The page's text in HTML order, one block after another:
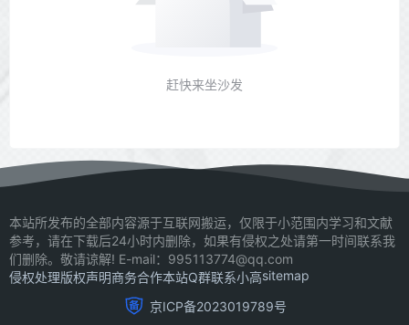
赶快来坐沙发
本站所发布的全部内容源于互联网搬运，仅限于小范围内学习和文献
参考，请在下载后24小时内删除，如果有侵权之处请第一时间联系我
们删除。敬请谅解! E-mail：995113774@qq.com
侵权处理版权声明商务合作本站Q群联系小高sitemap
京ICP备2023019789号